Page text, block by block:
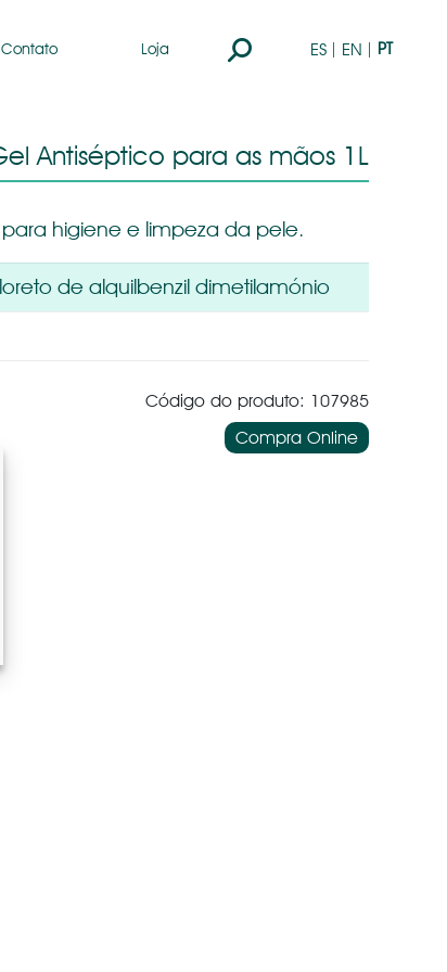
Contato Loja Search: ES EN PT
Antiséptico para as mãos 1L
higiene e limpeza da pele.
de alquilbenzil dimetilamónio
Código do produto: 107985
Compra Online